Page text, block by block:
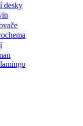
desky